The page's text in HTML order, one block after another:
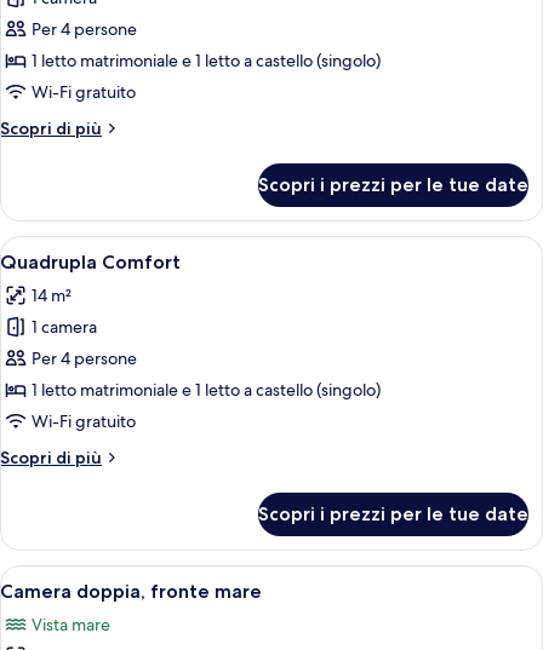
Quadrupla
Exclusive,
vista
Per 4 persone
1 letto matrimoniale e 1 letto a castello (singolo)
Wi-Fi gratuito
Scopri di più
Altri
Exclusive,
vista
mare
Scopri i prezzi per le tue date
Apri
tutte
le
foto
per
Quadrupla
Comfort
Una camera d'albergo con un letto,
3
Quadrupla Comfort
14 m²
1 camera
Per 4 persone
1 letto matrimoniale e 1 letto a castello (singolo)
Wi-Fi gratuito
Scopri di più
Altri
Comfort
Scopri i prezzi per le tue date
Apri
tutte
le
Una stanza con due letti singoli, una
3
Camera doppia, fronte mare
Vista mare